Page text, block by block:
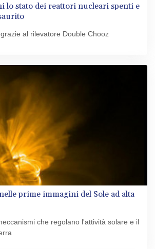
lo stato dei reattori nucleari spenti e
al rilevatore Double Chooz
prime immagini del Sole ad alta
che regolano l'attività solare e il